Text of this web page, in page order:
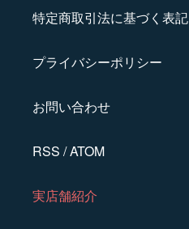
特定商取引法に基づく表記
プライバシーポリシー
お問い合わせ
RSS /ATOM
実店舗紹介